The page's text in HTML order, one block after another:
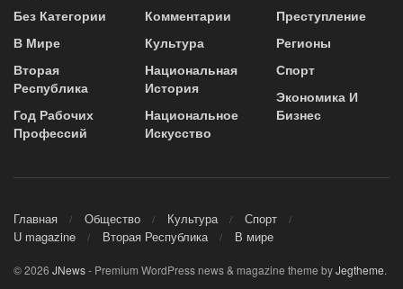
Без Категории
В Мире
Вторая
Республика
Год Рабочих
Профессий
Комментарии
Культура
Национальная
История
Национальное
Искусство
Преступление
Регионы
Спорт
Экономика И
Бизнес
Главная Общество Культура
Спорт
U magazine
Вторая Республика В мире
© 2026 JNews- Premium WordPress news & magazine theme byJegtheme.